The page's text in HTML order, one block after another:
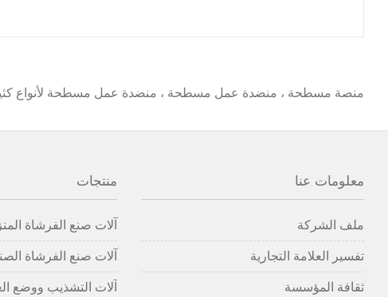
منصة مسطحة ، منضدة عمل مسطحة ، منضدة عمل مسطحة لأنواع
معلومات عنا
ملف الشركة
تفسير العلامة التجارية
ثقافة المؤسسة
منتجات
آلات صنع الفرشاة
آلات صنع الفرشاة
آلات التشذيب ووضع